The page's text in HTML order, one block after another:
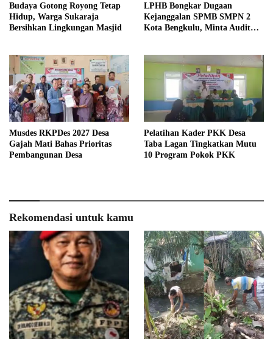
Budaya Gotong Royong Tetap
Hidup, Warga Sukaraja
Bersihkan Lingkungan Masjid
LPHB Bongkar Dugaan
Kejanggalan SPMB SMPN 2
Kota Bengkulu, Minta Audit
Musdes RKPDes 2027 Desa
Gajah Mati Bahas Prioritas
Pembangunan Desa
Pelatihan Kader PKK Desa
Taba Lagan Tingkatkan Mutu
10 Program Pokok PKK
Rekomendasi untuk kamu